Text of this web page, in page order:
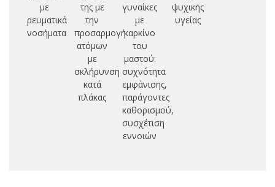
με
ρευματικά
νοσήματα
της με
την
προσαρμογή
ατόμων
με
σκλήρυνση
κατά
πλάκας
γυναίκες
με
καρκίνο
του
μαστού:
συχνότητα
εμφάνισης,
παράγοντες
καθορισμού,
συσχέτιση
εννοιών
ψυχικής
υγείας